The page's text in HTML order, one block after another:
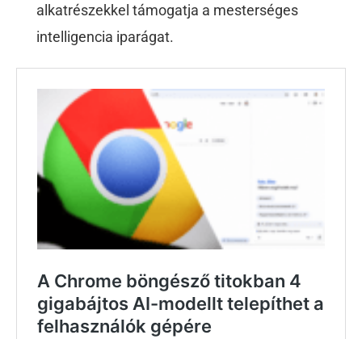
alkatrészekkel támogatja a mesterséges
intelligencia iparágat.